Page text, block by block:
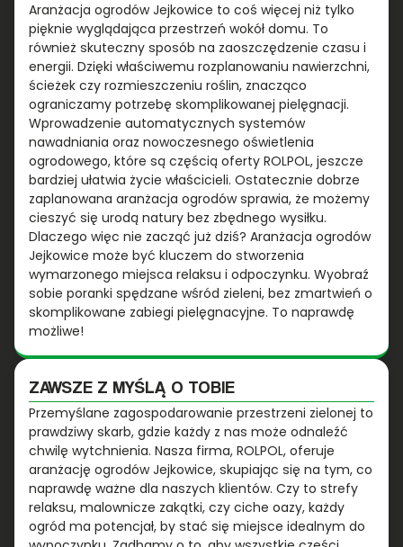
Aranżacja ogrodów Jejkowice to coś więcej niż tylko
pięknie wyglądająca przestrzeń wokół domu. To
również skuteczny sposób na zaoszczędzenie czasu i
energii. Dzięki właściwemu rozplanowaniu nawierzchni,
ścieżek czy rozmieszczeniu roślin, znacząco
ograniczamy potrzebę skomplikowanej pielęgnacji.
Wprowadzenie automatycznych systemów
nawadniania oraz nowoczesnego oświetlenia
ogrodowego, które są częścią oferty ROLPOL, jeszcze
bardziej ułatwia życie właścicieli. Ostatecznie dobrze
zaplanowana aranżacja ogrodów sprawia, że możemy
cieszyć się urodą natury bez zbędnego wysiłku.
Dlaczego więc nie zacząć już dziś? Aranżacja ogrodów
Jejkowice może być kluczem do stworzenia
wymarzonego miejsca relaksu i odpoczynku. Wyobraź
sobie poranki spędzane wśród zieleni, bez zmartwień o
skomplikowane zabiegi pielęgnacyjne. To naprawdę
możliwe!
ZAWSZE Z MYŚLĄ O TOBIE
Przemyślane zagospodarowanie przestrzeni zielonej to
prawdziwy skarb, gdzie każdy z nas może odnaleźć
chwilę wytchnienia. Nasza firma, ROLPOL, oferuje
aranżację ogrodów Jejkowice, skupiając się na tym, co
naprawdę ważne dla naszych klientów. Czy to strefy
relaksu, malownicze zakątki, czy ciche oazy, każdy
ogród ma potencjał, by stać się miejsce idealnym do